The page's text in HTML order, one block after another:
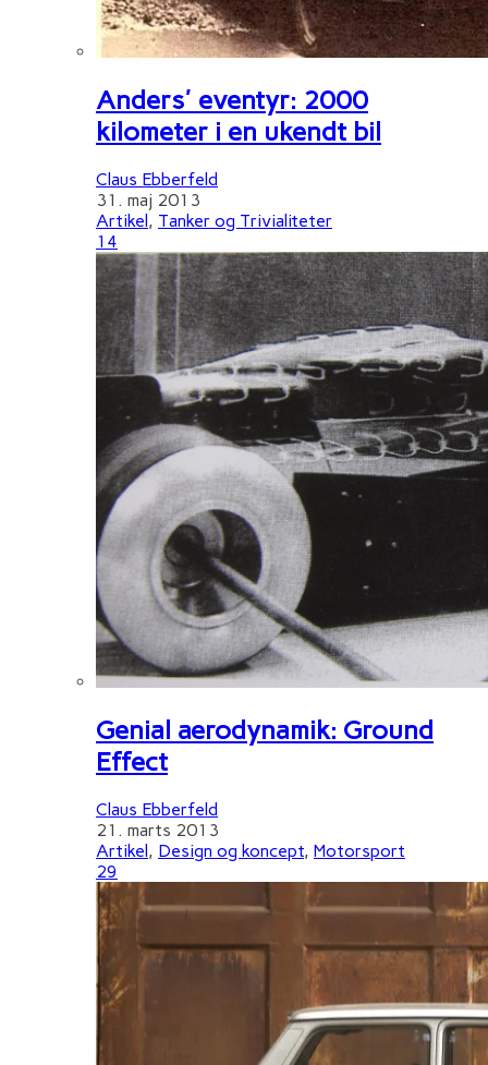
Anders' eventyr: 2000
kilometer i en ukendt bil
Claus Ebberfeld
31. maj 2013
Artikel , Tanker og Trivialiteter
14
Genial aerodynamik: Ground
Effect
Claus Ebberfeld
21. marts 2013
Artikel, Design og koncept, Motorsport
29